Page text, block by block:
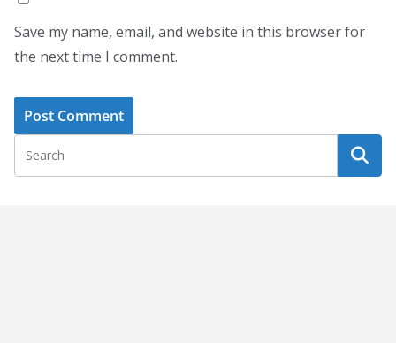
Save my name, email, and website in this browser for
the next time I comment.